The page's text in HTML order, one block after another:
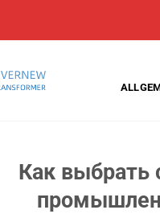
Как выбрать